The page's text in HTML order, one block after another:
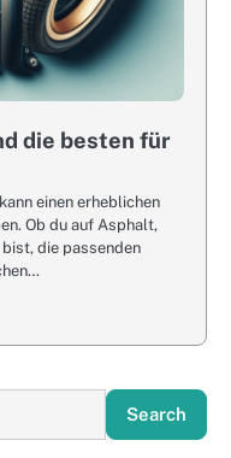
die besten für
einen erheblichen
Ob du auf Asphalt,
die passenden
Search